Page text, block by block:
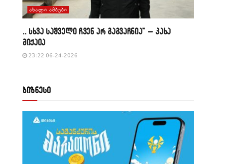
ᲐᲮᲐᲚᲘ ᲐᲛᲑᲔᲑᲘ
,, სხვა საშველი ჩვენ არ გაგვაჩნია” – კახა
მიქაია
23:22 06-24-2026
ბიზნესი